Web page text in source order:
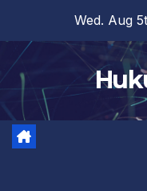
content
Wed. Aug